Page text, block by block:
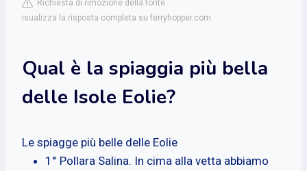
Richiesta di rimozione della fonte
isualizza la risposta completa su ferryhopper.com
Qual è la spiaggia più bella
delle Isole Eolie?
Le spiagge più belle delle Eolie
1° Pollara Salina. In cima alla vetta abbiamo